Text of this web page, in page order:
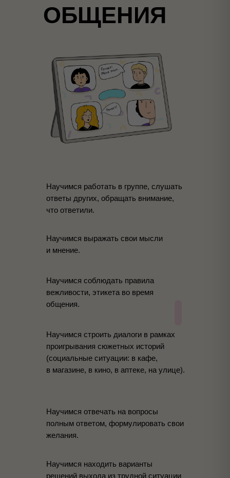
ОБЩЕНИЯ
Научимся отвечать на вопросы
полным ответом, формулировать свои
желания.
Научимся находить варианты
решений выхода из трудной ситуации
Научимся соблюдать правила
вежливости, этикета во время
общения.
Научимся строить диалоги в рамках
проигрывания сюжетных историй
(социальные ситуации: в кафе,
в магазине, в кино, в аптеке, на улице).
Научимся работать в группе, слушать
ответы других, обращать внимание,
что ответили.
Научимся выражать свои мысли
и мнение.